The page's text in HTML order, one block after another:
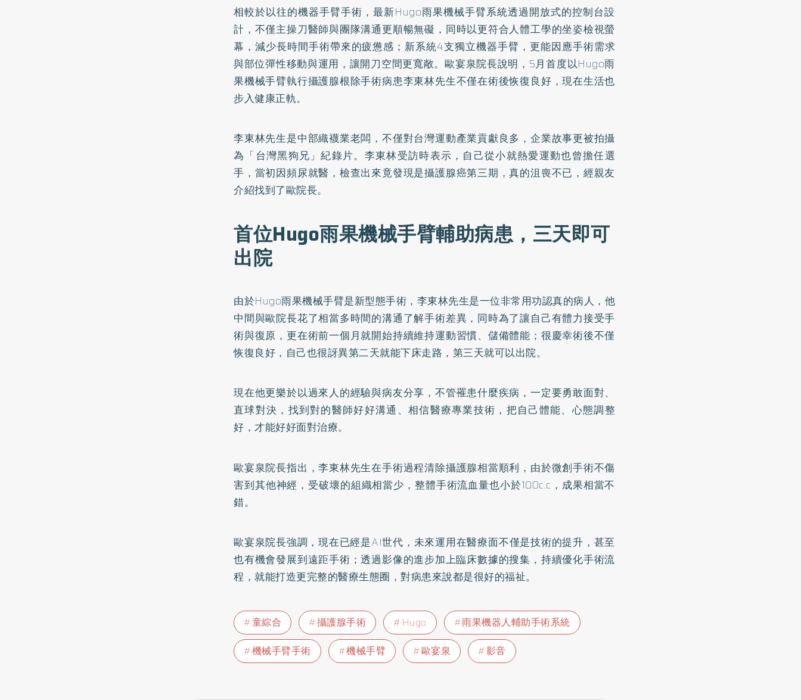
相較於以往的機器手臂手術，最新Hugo雨果機械手臂系統透過開放式的控制台設
計，不僅主操刀醫師與團隊溝通更順暢無礙，同時以更符合人體工學的坐姿檢視螢
幕，減少長時間手術帶來的疲憊感；新系統4支獨立機器手臂，更能因應手術需求
與部位彈性移動與運用，讓開刀空間更寬敞。歐宴泉院長說明，5月首度以Hugo雨
果機械手臂執行攝護腺根除手術病患李東林先生不僅在術後恢復良好，現在生活也
步入健康正軌。
李東林先生是中部織襪業老闆，不僅對台灣運動產業貢獻良多，企業故事更被拍攝
為「台灣黑狗兄」紀錄片。李東林受訪時表示，自己從小就熱愛運動也曾擔任選
手，當初因頻尿就醫，檢查出來竟發現是攝護腺癌第三期，真的沮喪不已，經親友
介紹找到了歐院長。
首位Hugo雨果機械手臂輔助病患，三天即可
出院
由於Hugo雨果機械手臂是新型態手術，李東林先生是一位非常用功認真的病人，他
中間與歐院長花了相當多時間的溝通了解手術差異，同時為了讓自己有體力接受手
術與復原，更在術前一個月就開始持續維持運動習慣、儲備體能；很慶幸術後不僅
恢復良好，自己也很訝異第二天就能下床走路，第三天就可以出院。
現在他更樂於以過來人的經驗與病友分享，不管罹患什麼疾病，一定要勇敢面對、
直球對決，找到對的醫師好好溝通、相信醫療專業技術，把自己體能、心態調整
好，才能好好面對治療。
歐宴泉院長指出，李東林先生在手術過程清除攝護腺相當順利，由於微創手術不傷
害到其他神經，受破壞的組織相當少，整體手術流血量也小於100c.c，成果相當不
錯。
歐宴泉院長強調，現在已經是AI世代，未來運用在醫療面不僅是技術的提升，甚至
也有機會發展到遠距手術；透過影像的進步加上臨床數據的搜集，持續優化手術流
程，就能打造更完整的醫療生態圈，對病患來說都是很好的福祉。
童綜合 攝護腺手術 Hugo
雨果機器人輔助手術系統
機械手臂手術
機械手臂 歐宴泉 影音